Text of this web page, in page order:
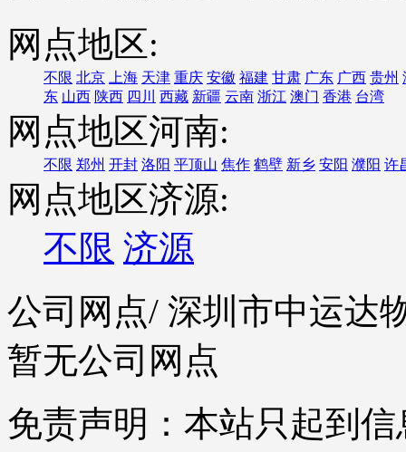
网点地区:
不限 北京 上海 天津 重庆 安徽 福建 甘肃 广东 广西 贵州
东 山西 陕西 四川 西藏 新疆 云南 浙江 澳门 香港 台湾
网点地区河南:
不限 郑州 开封 洛阳 平顶山 焦作 鹤壁 新乡 安阳 濮阳 许
网点地区济源:
不限 济源
公司网点/ 深圳市中运达
暂无公司网点
免责声明：本站只起到